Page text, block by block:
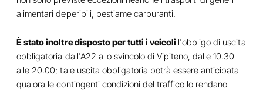
alimentari deperibili, bestiame carburanti.
È stato inoltre disposto per tutti i veicoli l'obbligo di uscita
obbligatoria dall'A22 allo svincolo di Vipiteno, dalle 10.30
alle 20.00; tale uscita obbligatoria potrà essere anticipata
qualora le contingenti condizioni del traffico lo rendano